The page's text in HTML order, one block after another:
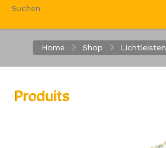
Home Shop Lichtleisten
Produits